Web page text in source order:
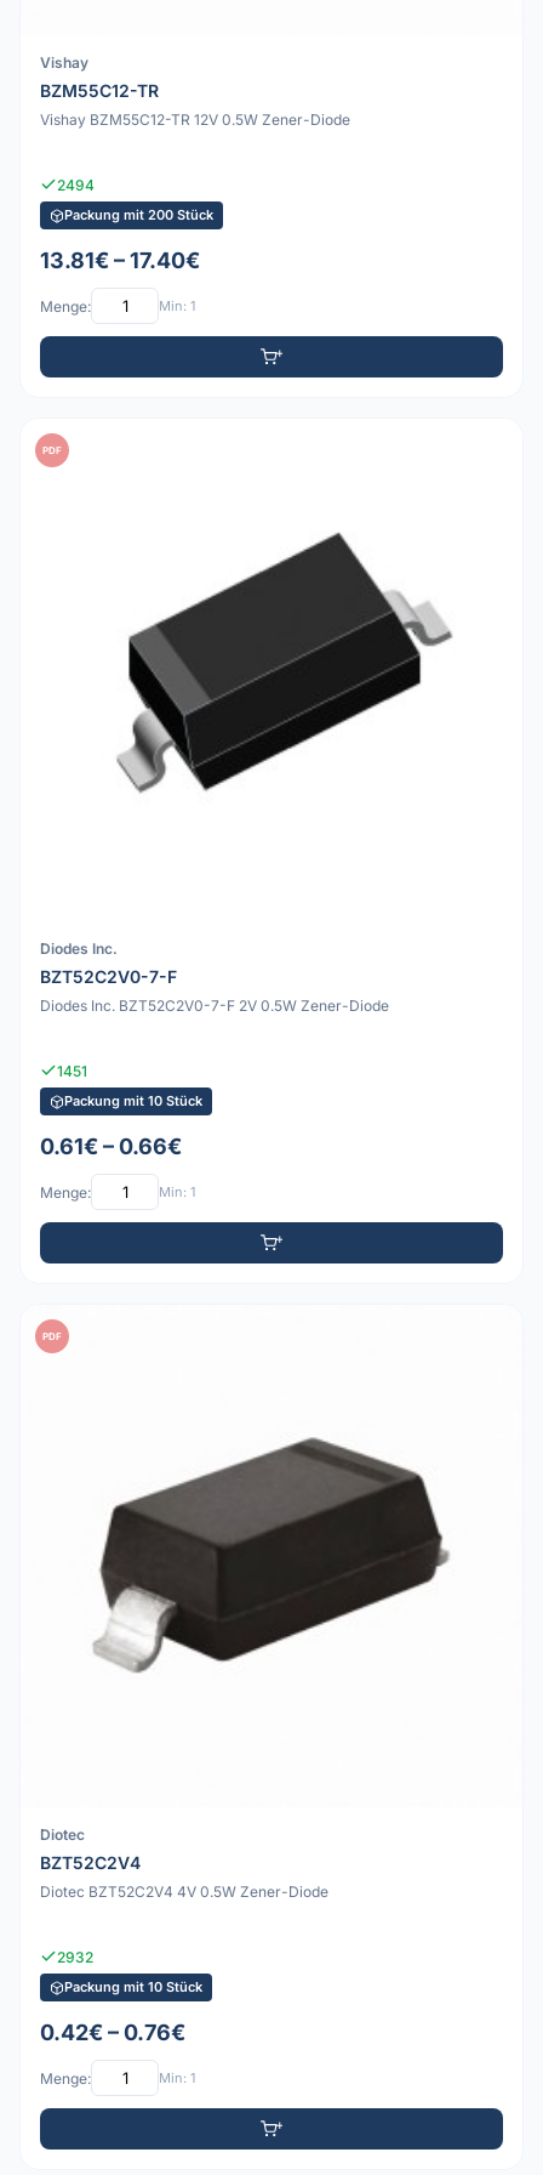
Vishay
BZM55C12-TR
Vishay BZM55C12-TR 12V 0.5W Zener-Diode
2494
Packung mit 200 Stück
13.81€ – 17.40€
Menge: Min: 1
PDF
Diodes Inc.
BZT52C2V0-7-F
Diodes Inc. BZT52C2V0-7-F 2V 0.5W Zener-Diode
1451
Packung mit 10 Stück
0.61€ – 0.66€
Menge: Min: 1
PDF
Diotec
BZT52C2V4
Diotec BZT52C2V4 4V 0.5W Zener-Diode
2932
Packung mit 10 Stück
0.42€ – 0.76€
Menge: Min: 1